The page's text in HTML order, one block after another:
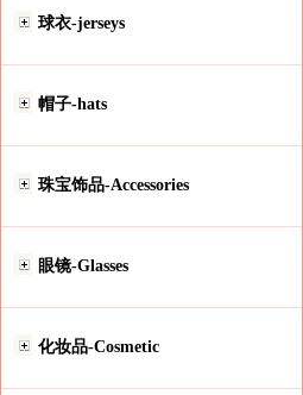
球衣-jerseys
帽子-hats
珠宝饰品-Accessories
眼镜-Glasses
化妆品-Cosmetic